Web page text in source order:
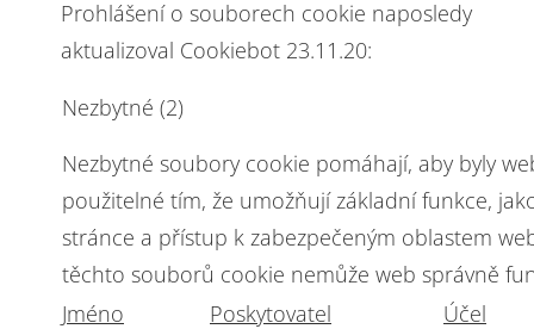
Prohlášení o souborech cookie naposledy
aktualizoval Cookiebot 23.11.20:
Nezbytné (2)
Nezbytné soubory cookie pomáhají, aby byly
použitelné tím, že umožňují základní funkce,
stránce a přístup k zabezpečeným oblastem
těchto souborů cookie nemůže web správně
Jméno
Poskytovatel Účel